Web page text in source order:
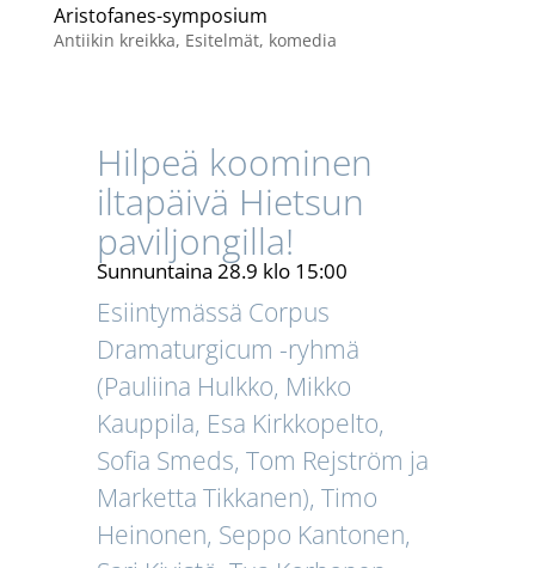
Aristofanes-symposium
Antiikin kreikka, Esitelmät, komedia
Hilpeä koominen
iltapäivä Hietsun
paviljongilla!
Sunnuntaina 28.9 klo 15:00
Esiintymässä Corpus
Dramaturgicum -ryhmä
(Pauliina Hulkko, Mikko
Kauppila, Esa Kirkkopelto,
Sofia Smeds, Tom Rejström ja
Marketta Tikkanen), Timo
Heinonen, Seppo Kantonen,